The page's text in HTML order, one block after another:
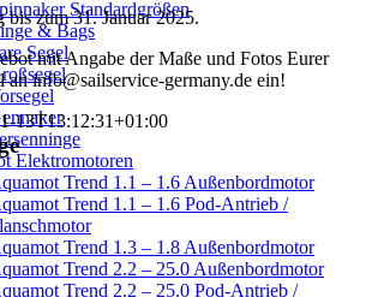
Standardgrößen
& Bags
Segel
Elektromotoren
Trend 1.1 – 1.6 Außenbordmotor
Trend 1.1 – 1.6 Pod-Antrieb /
Trend 1.3 – 1.8 Außenbordmotor
Trend 2.2 – 25.0 Außenbordmotor
Trend 2.2 – 25.0 Pod-Antrieb /
zum 31. Januar 2025.
mit Angabe der Maße und Fotos Eurer
an info@sailservice-germany.de ein!
13T13:12:31+01:00